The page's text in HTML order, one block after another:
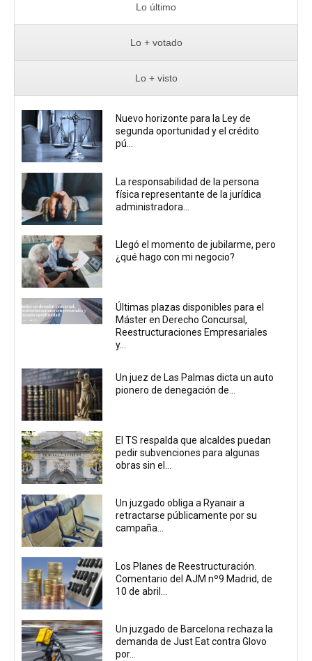
Lo último
Lo + votado
Lo + visto
Nuevo horizonte para la Ley de
segunda oportunidad y el crédito
pú...
La responsabilidad de la persona
física representante de la jurídica
administradora...
Llegó el momento de jubilarme, pero
¿qué hago con mi negocio?
Últimas plazas disponibles para el
Máster en Derecho Concursal,
Reestructuraciones Empresariales
y...
Un juez de Las Palmas dicta un auto
pionero de denegación de...
El TS respalda que alcaldes puedan
pedir subvenciones para algunas
obras sin el...
Un juzgado obliga a Ryanair a
retractarse públicamente por su
campaña...
Los Planes de Reestructuración.
Comentario del AJM nº9 Madrid, de
10 de abril...
Un juzgado de Barcelona rechaza la
demanda de Just Eat contra Glovo
por...